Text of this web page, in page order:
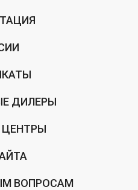
ДИЛЕРЫ
ЦЕНТРЫ
ВОПРОСАМ